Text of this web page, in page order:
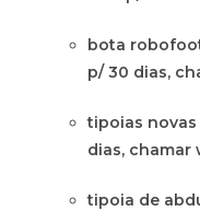
bota
p/ 30 dias,
tipoias novas
dias, chamar
tipoia de